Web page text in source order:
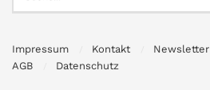
Impressum Kontakt Newsletter
AGB
Datenschutz